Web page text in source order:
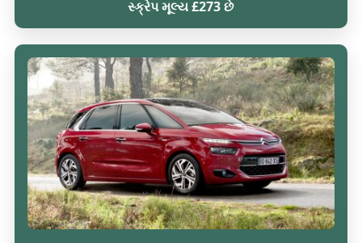
સ્ક્રેપ મૂલ્ય £273 છે